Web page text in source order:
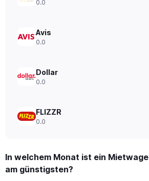
displaying
to
0.0
Avis
0.0
Dollar
0.0
FLIZZR
0.0
In welchem Monat ist ein
am günstigsten?